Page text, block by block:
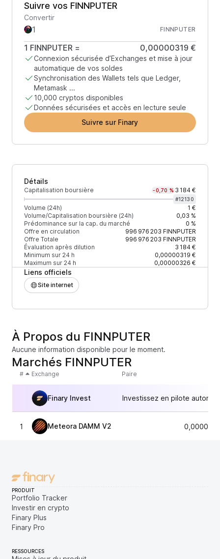
Suivre vos FINNPUTER
Convertir
FINNPUTER
1 FINNPUTER = 0,00000319 €
Connexion sécurisée d’Exchanges et mise à jour
automatique de vos soldes
Synchronisation des Wallets tels que Ledger,
Metamask ...
10,000 cryptos disponibles
Données sécurisées et accès en lecture seule
Suivre sur Finary
Détails
Capitalisation boursière -0,70 % 3 184 €
#12130
Volume (24h)
1 €
Volume/Capitalisation boursière (24h)
0,03 %
Prédominance sur la cap. du marché
0 %
Offre en circulation
996 976 203 FINNPUTER
Offre Totale
996 976 203 FINNPUTER
Évaluation après dilution
3 184 €
Minimum sur 24 h
0,00000319 €
Maximum sur 24 h
0,00000326 €
Liens officiels
Site internet
À Propos du FINNPUTER
Aucune information disponible pour le moment.
Marchés FINNPUTER
# Exchange Paire
Finary Invest Investissez en pilote
1 Meteora DAMM V2
PRODUIT
Portfolio Tracker
Investir en crypto
Finary Plus
Finary Pro
RESSOURCES